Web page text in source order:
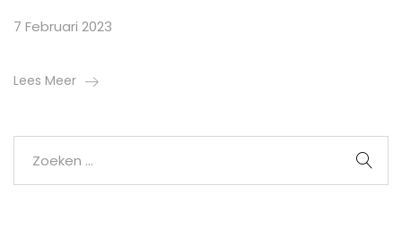
7 Februari 2023
Lees Meer